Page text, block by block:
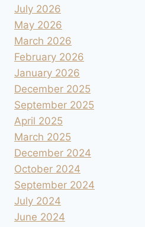
July 2026
May 2026
March 2026
February 2026
January 2026
December 2025
September 2025
April 2025
March 2025
December 2024
October 2024
September 2024
July 2024
June 2024